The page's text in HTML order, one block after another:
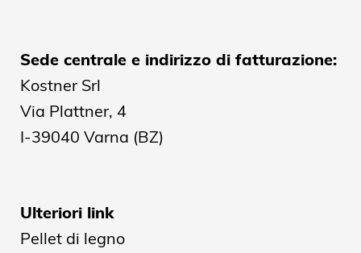
Sede centrale e indirizzo di fatturazione:
Kostner Srl
Via Plattner, 4
I-39040 Varna (BZ)
Ulteriori link
Pellet di legno